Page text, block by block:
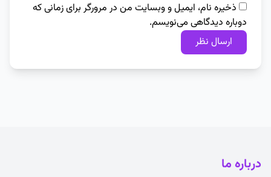
ذخیره نام، ایمیل و وبسایت من در مرورگر برای زمانی که
دوباره دیدگاهی می‌نویسم.
درباره ما